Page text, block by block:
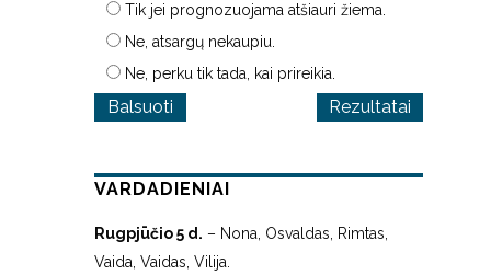
Tik jei prognozuojama atšiauri žiema.
Ne, atsargų nekaupiu.
Ne, perku tik tada, kai prireikia.
Rezultatai
VARDADIENIAI
Rugpjūčio 5 d. – Nona, Osvaldas, Rimtas,
Vaida, Vaidas, Vilija.